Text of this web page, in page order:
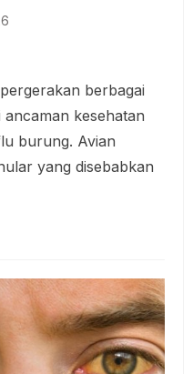
berbagai
kesehatan
burung. Avian
yang disebabkan